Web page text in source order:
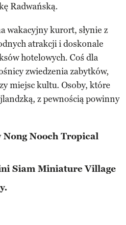
Radwańską.
wakacyjny kurort, słynie z
atrakcji i doskonale
hotelowych. Coś dla
zwiedzenia zabytków,
miejsc kultu. Osoby, które
z pewnością powinny
Nooch Tropical
Siam Miniature Village